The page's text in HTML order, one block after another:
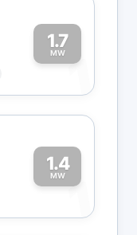
1.7
MW1
1.4
MW1